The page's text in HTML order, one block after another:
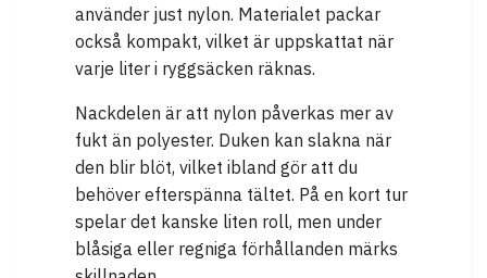
använder just nylon. Materialet packar
också kompakt, vilket är uppskattat när
varje liter i ryggsäcken räknas.
Nackdelen är att nylon påverkas mer av
fukt än polyester. Duken kan slakna när
den blir blöt, vilket ibland gör att du
behöver efterspänna tältet. På en kort tur
spelar det kanske liten roll, men under
blåsiga eller regniga förhållanden märks